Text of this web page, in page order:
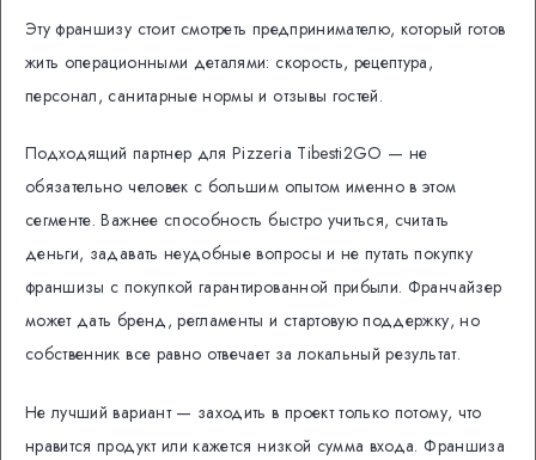
Эту франшизу стоит смотреть предпринимателю, который готов
жить операционными деталями: скорость, рецептура,
персонал, санитарные нормы и отзывы гостей.
Подходящий партнер для Pizzeria Tibesti2GO — не
обязательно человек с большим опытом именно в этом
сегменте. Важнее способность быстро учиться, считать
деньги, задавать неудобные вопросы и не путать покупку
франшизы с покупкой гарантированной прибыли. Франчайзер
может дать бренд, регламенты и стартовую поддержку, но
собственник все равно отвечает за локальный результат.
Не лучший вариант — заходить в проект только потому, что
нравится продукт или кажется низкой сумма входа. Франшиза